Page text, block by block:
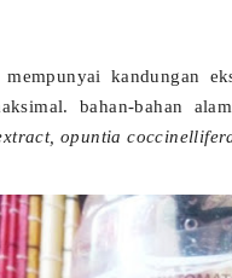
kandungan
bahan-bahan
opuntia